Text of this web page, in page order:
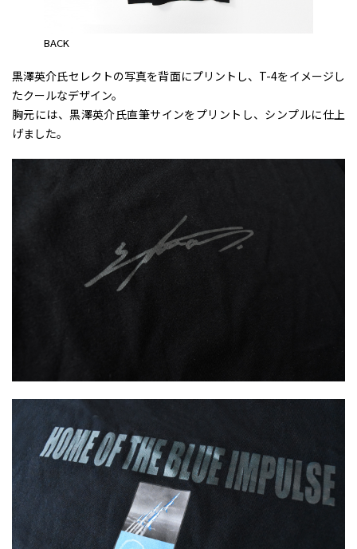
BACK
黒澤英介氏セレクトの写真を背面にプリントし、T-4をイメージし
たクールなデザイン。
胸元には、黒澤英介氏直筆サインをプリントし、シンプルに仕上
げました。